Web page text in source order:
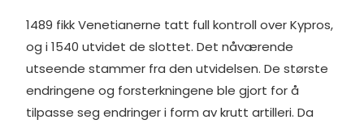
1489 fikk Venetianerne tatt full kontroll over Kypros,
og i 1540 utvidet de slottet. Det nåværende
utseende stammer fra den utvidelsen. De største
endringene og forsterkningene ble gjort for å
tilpasse seg endringer i form av krutt artilleri. Da